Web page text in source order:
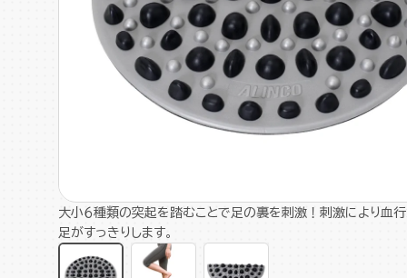
大小６種類の突起を踏むことで足の裏を刺激！刺激により血行
足がすっきりします。